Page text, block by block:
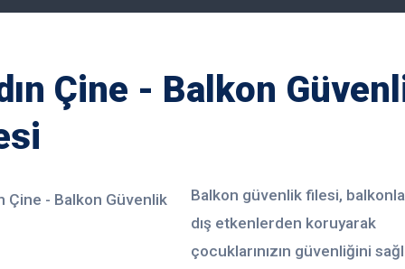
Çine - Balkon
Balkon güvenlik filesi,
dış etkenlerden koruyarak
çocuklarınızın güvenliğini